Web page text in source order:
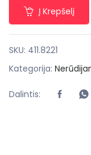
Į Krepšelį
SKU: 411.8221
Kategorija:
Dalintis: